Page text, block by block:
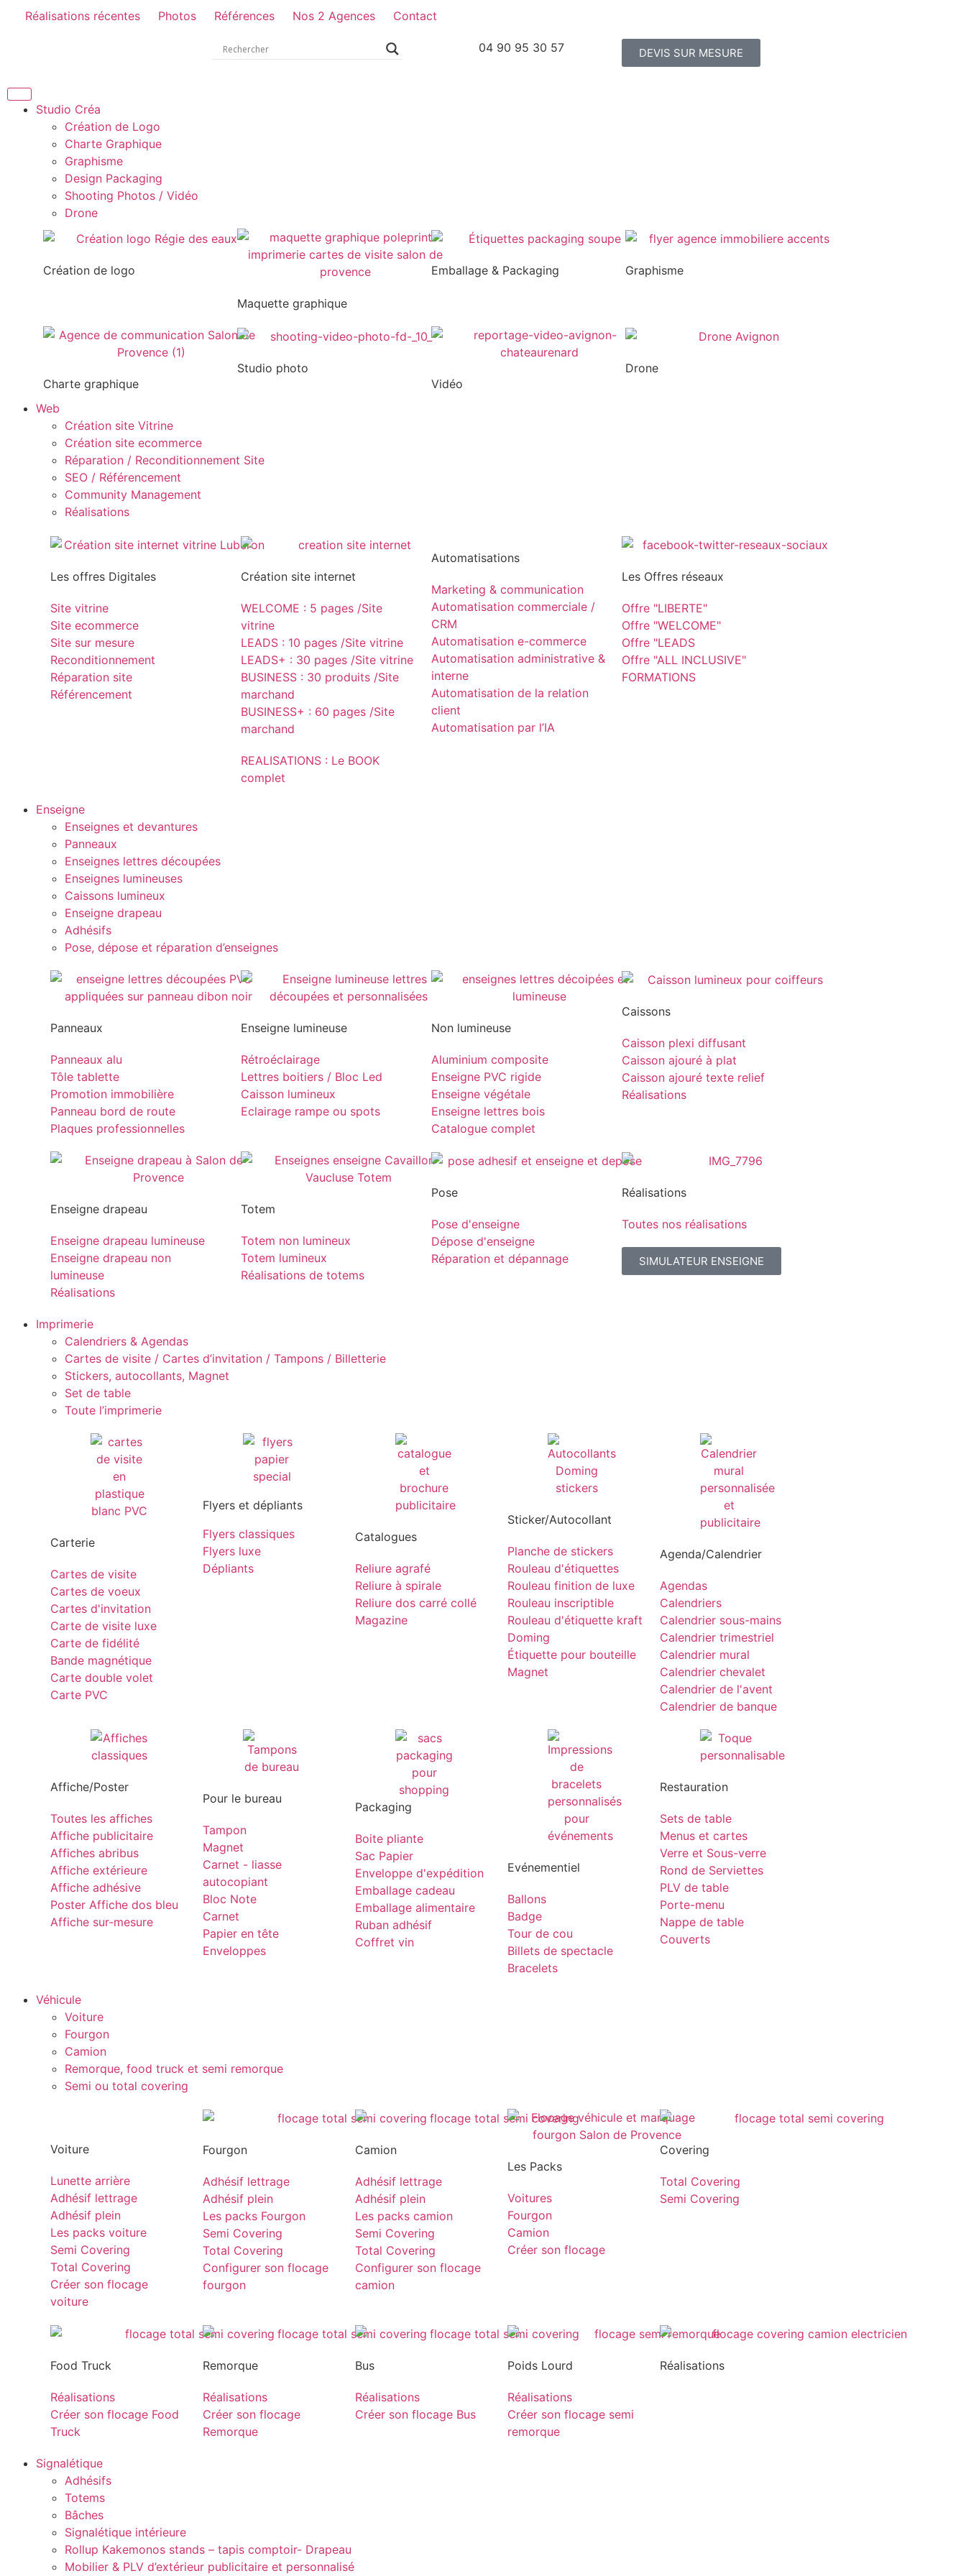
Réalisations récentes Photos Références Nos 2 Agences Contact
04 90 95 30 57 DEVIS SUR MESURE
Studio Créa
Création de Logo
Charte Graphique
Graphisme
Design Packaging
Shooting Photos / Vidéo
Drone
Création de logo
Maquette graphique
Emballage & Packaging Graphisme
Charte graphique
Studio photo
Vidéo
Drone
Web
Création site Vitrine
Création site ecommerce
Réparation / Reconditionnement Site
SEO / Référencement
Community Management
Réalisations
Les offres Digitales
Site vitrine
Site ecommerce
Site sur mesure
Reconditionnement
Réparation site
Référencement
Création site internet
WELCOME : 5 pages /Site
vitrine
LEADS : 10 pages /Site vitrine
LEADS+ : 30 pages /Site vitrine
BUSINESS : 30 produits /Site
marchand
BUSINESS+ : 60 pages /Site
marchand
REALISATIONS : Le BOOK
complet
Automatisations
Marketing & communication
Automatisation commerciale /
CRM
Automatisation e-commerce
Automatisation administrative &
interne
Automatisation de la relation
client
Automatisation par l’IA
Les Offres réseaux
Offre "LIBERTE"
Offre "WELCOME"
Offre "LEADS
Offre "ALL INCLUSIVE"
FORMATIONS
Enseigne
Enseignes et devantures
Panneaux
Enseignes lettres découpées
Enseignes lumineuses
Caissons lumineux
Enseigne drapeau
Adhésifs
Pose, dépose et réparation d’enseignes
Panneaux
Panneaux alu
Tôle tablette
Promotion immobilière
Panneau bord de route
Plaques professionnelles
Enseigne lumineuse
Rétroéclairage
Lettres boitiers / Bloc Led
Caisson lumineux
Eclairage rampe ou spots
Non lumineuse
Aluminium composite
Enseigne PVC rigide
Enseigne végétale
Enseigne lettres bois
Catalogue complet
Caissons
Caisson plexi diffusant
Caisson ajouré à plat
Caisson ajouré texte relief
Réalisations
Enseigne drapeau
Enseigne drapeau lumineuse
Enseigne drapeau non
lumineuse
Réalisations
Totem
Totem non lumineux
Totem lumineux
Réalisations de totems
Pose
Pose d'enseigne
Dépose d'enseigne
Réparation et dépannage
Réalisations
Toutes nos réalisations
SIMULATEUR ENSEIGNE
Imprimerie
Calendriers & Agendas
Cartes de visite / Cartes d’invitation / Tampons / Billetterie
Stickers, autocollants, Magnet
Set de table
Toute l’imprimerie
Carterie
Cartes de visite
Cartes de voeux
Cartes d'invitation
Carte de visite luxe
Carte de fidélité
Bande magnétique
Carte double volet
Carte PVC
Flyers et dépliants
Flyers classiques
Flyers luxe
Dépliants
Catalogues
Reliure agrafé
Reliure à spirale
Reliure dos carré collé
Magazine
Sticker/Autocollant
Planche de stickers
Rouleau d'étiquettes
Rouleau finition de luxe
Rouleau inscriptible
Rouleau d'étiquette kraft
Doming
Étiquette pour bouteille
Magnet
Agenda/Calendrier
Agendas
Calendriers
Calendrier sous-mains
Calendrier trimestriel
Calendrier mural
Calendrier chevalet
Calendrier de l'avent
Calendrier de banque
Affiche/Poster
Toutes les affiches
Affiche publicitaire
Affiches abribus
Affiche extérieure
Affiche adhésive
Poster Affiche dos bleu
Affiche sur-mesure
Pour le bureau
Tampon
Magnet
Carnet - liasse
autocopiant
Bloc Note
Carnet
Papier en tête
Enveloppes
Packaging
Boite pliante
Sac Papier
Enveloppe d'expédition
Emballage cadeau
Emballage alimentaire
Ruban adhésif
Coffret vin
Evénementiel
Ballons
Badge
Tour de cou
Billets de spectacle
Bracelets
Restauration
Sets de table
Menus et cartes
Verre et Sous-verre
Rond de Serviettes
PLV de table
Porte-menu
Nappe de table
Couverts
Véhicule
Voiture
Fourgon
Camion
Remorque, food truck et semi remorque
Semi ou total covering
Voiture
Lunette arrière
Adhésif lettrage
Adhésif plein
Les packs voiture
Semi Covering
Total Covering
Créer son flocage
voiture
Fourgon
Adhésif lettrage
Adhésif plein
Les packs Fourgon
Semi Covering
Total Covering
Configurer son flocage
fourgon
Camion
Adhésif lettrage
Adhésif plein
Les packs camion
Semi Covering
Total Covering
Configurer son flocage
camion
Les Packs
Voitures
Fourgon
Camion
Créer son flocage
Covering
Total Covering
Semi Covering
Food Truck
Réalisations
Créer son flocage Food
Truck
Remorque
Réalisations
Créer son flocage
Remorque
Bus
Réalisations
Créer son flocage Bus
Poids Lourd
Réalisations
Créer son flocage semi
remorque
Réalisations
Signalétique
Adhésifs
Totems
Bâches
Signalétique intérieure
Rollup Kakemonos stands – tapis comptoir- Drapeau
Mobilier & PLV d’extérieur publicitaire et personnalisé